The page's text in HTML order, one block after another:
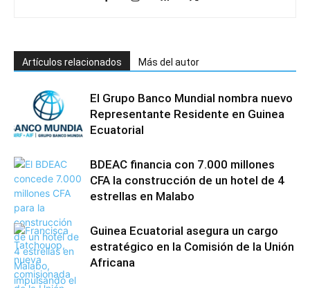
Artículos relacionados Más del autor
El Grupo Banco Mundial nombra nuevo
Representante Residente en Guinea
Ecuatorial
BDEAC financia con 7.000 millones
CFA la construcción de un hotel de 4
estrellas en Malabo
Guinea Ecuatorial asegura un cargo
estratégico en la Comisión de la Unión
Africana